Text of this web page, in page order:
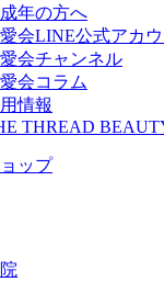
年の方へ
会LINE公式アカウ
会チャンネル
会コラム
情報
THREAD
ップ